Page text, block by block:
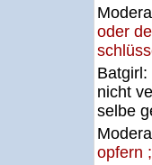
oder
Batgirl:
nicht
selbe
opfern